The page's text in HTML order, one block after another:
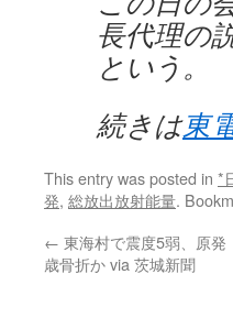
長代理の
という。
続きは東
This entry was posted in *
発, 総放出放射能量.
← 東海村で震度5弱、原
歳骨折か via 茨城新聞